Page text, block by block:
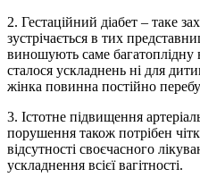
2. Гестаційний діабет – таке
зустрічається в тих
виношують саме багатоплідну
сталося ускладнень ні для
жінка повинна постійно
3. Істотне підвищення
порушення також потрібен
відсутності своєчасного
ускладнення всієї вагітності.